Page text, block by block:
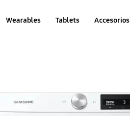
Wearables Tablets Accesorios